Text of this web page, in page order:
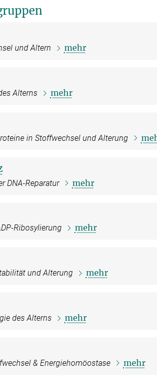
und Altern mehr
Alterns mehr
in Stoffwechsel und Alterung
DNA-Reparatur mehr
Ribosylierung mehr
und Alterung mehr
des Alterns mehr
& Energiehomöostase mehr